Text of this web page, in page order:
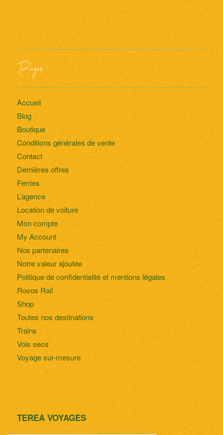
Pages
Accueil
Blog
Boutique
Conditions générales de vente
Contact
Dernières offres
Ferries
L’agence
Location de voiture
Mon compte
My Account
Nos partenaires
Notre valeur ajoutée
Politique de confidentialité et mentions légales
Rovos Rail
Shop
Toutes nos destinations
Trains
Vols secs
Voyage sur-mesure
TEREA VOYAGES